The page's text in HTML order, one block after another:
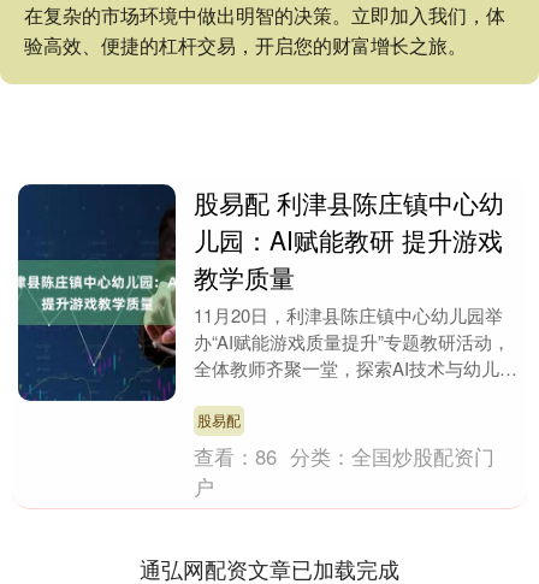
在复杂的市场环境中做出明智的决策。立即加入我们，体
验高效、便捷的杠杆交易，开启您的财富增长之旅。
股易配 利津县陈庄镇中心幼
儿园：AI赋能教研 提升游戏
教学质量
11月20日，利津县陈庄镇中心幼儿园举
办“AI赋能游戏质量提升”专题教研活动，
全体教师齐聚一堂，探索AI技术与幼儿园
育数字化....
股易配
查看：86 分类：全国炒股配资门
户
通弘网配资文章已加载完成